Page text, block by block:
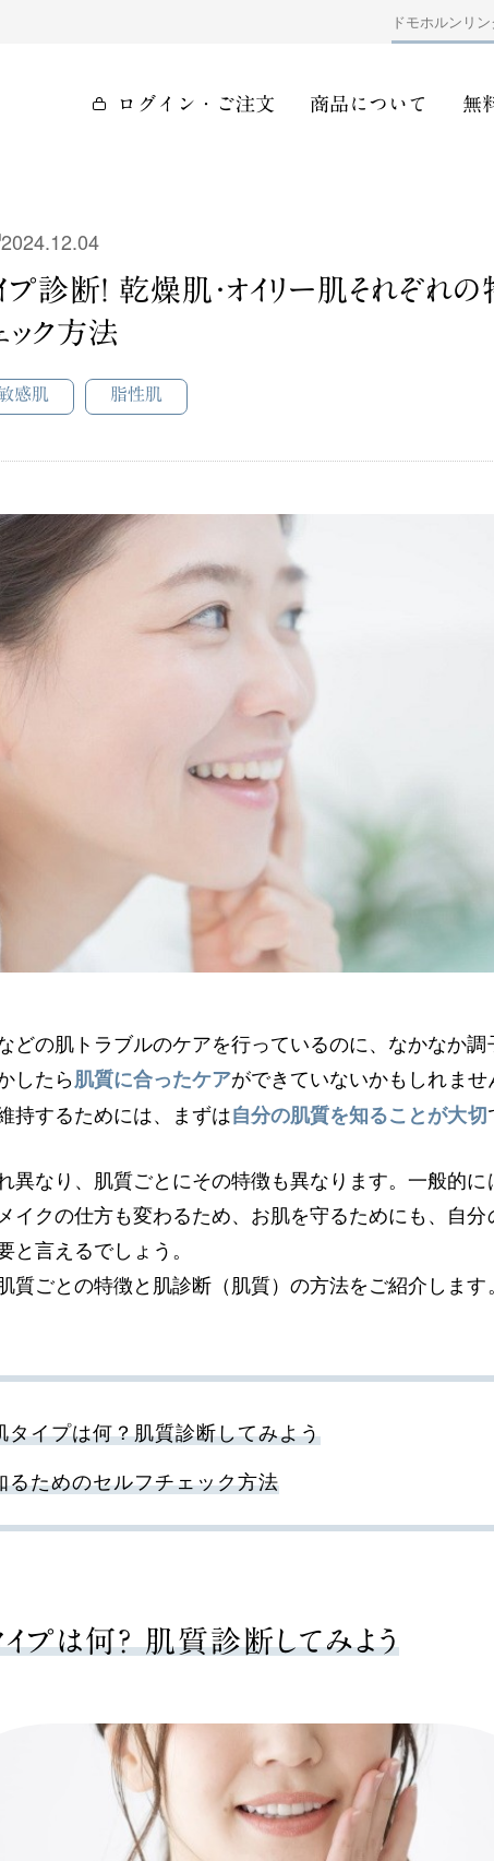
ドモホルンリ
ログイン・ご注文 商品について 無
2024.12.04
プ診断！ 乾燥肌・オイリー肌それぞれ
ック方法
感肌 脂性肌
どの肌トラブルのケアを行っているのに、なかなか調
したら肌質に合ったケアができていないかもしれま
持するためには、まずは自分の肌質を知ることが大切
異なり、肌質ごとにその特徴も異なります。一般的に
イクの仕方も変わるため、お肌を守るためにも、自分
と言えるでしょう。
質ごとの特徴と肌診断（肌質）の方法をご紹介しま
タイプは何？肌質診断してみよう
るためのセルフチェック方法
プは何？ 肌質診断してみよう